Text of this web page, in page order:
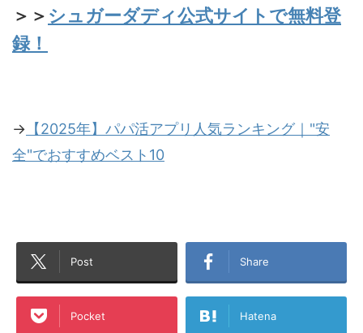
＞＞ シュガーダディ公式サイトで無料登
録！
→ 【2025年】パパ活アプリ人気ランキング｜"安
全"でおすすめベスト10
Post Share
Pocket Hatena